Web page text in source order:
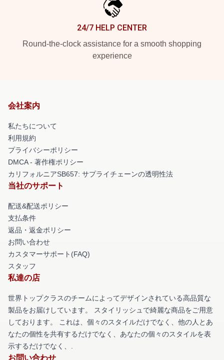
24/7 HELP CENTER
Round-the-clock assistance for a smooth shopping
experience
会社案内
私たちについて
利用規約
プライバシーポリシー
DMCA - 著作権ポリシー
カリフォルニアSB657: サプライチェーンの透明性法
当社のサポート
配送&配送ポリシー
支払条件
返品・返金ポリシー
お問い合わせ
カスタマーサポート(FAQ)
スタッフ
私達の店
世界トップクラスのチームによってデザインされている高品質な
製品をお届けしています。 スタイリッシュで綺麗な商品をご用意
しております。 これは、個々のスタイルだけでなく、他の人とあ
なたの個性を共有するだけでなく、あなたの個々のスタイルを表
示するだけでなく、.
お問い合わせ